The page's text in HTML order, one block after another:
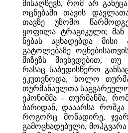
მისაღწევს, რომ არ
ოცნებაში თავის
თავზე უზომო
ყოფილა ტრაგიკული;
ნებას აცხადებდა
გატოლებაზე
მიზეზს მივხვდებით,
რასაც საბედისწერო
ეკუთვნოდა, ხოლო
თურმანაულთა
ეპონიმმა - თურმანმა,
ბარიდან, დააარსა როშკა
როგორც მონადირე,
გამოცხადებული,